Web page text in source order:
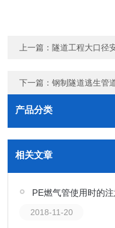
上一篇： 隧道工程大口径
下一篇：钢制隧道逃生管
产品分类
相关文章
PE燃气管使用时的
2018-11-20